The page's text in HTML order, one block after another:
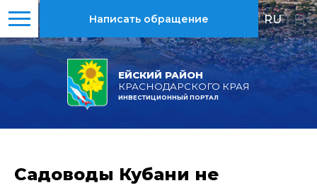
ЕЙСКИЙ РАЙОН
КРАСНОДАРСКОГО КРАЯ
ИНВЕСТИЦИОННЫЙ ПОРТАЛ
Написать обращение RU | EN
Садоводы Кубани не